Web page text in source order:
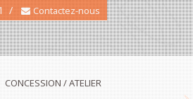
/ Contactez-nous
CONCESSION / ATELIER